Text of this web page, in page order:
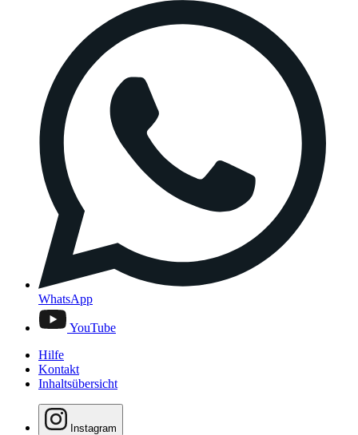
WhatsApp
YouTube
Hilfe
Kontakt
Inhaltsübersicht
Instagram